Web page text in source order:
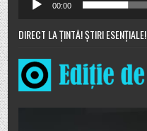
00:00
DIRECT LA ȚINTĂ! ȘTIRI ESENȚIALE!